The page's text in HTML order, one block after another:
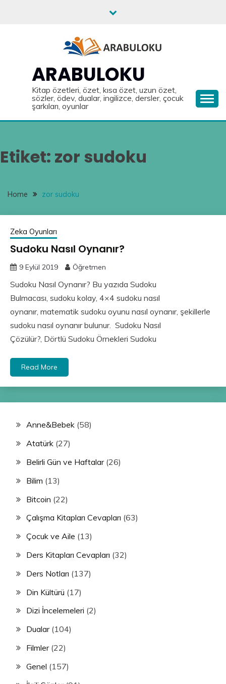
ARABULOKU
Kitap özetleri, özet, kısa özet, uzun özet,
sözler, ödev, dualar, ingilizce, dersler, çocuk
şarkıları, oyunlar
Etiket: zor sudoku
Home zor sudoku
Zeka Oyunları
Sudoku Nasıl Oynanır?
9 Eylül 2019 Öğretmen
Sudoku Nasıl Oynanır? Bu yazıda Sudoku
Bulmacası, sudoku kolay, 4×4 sudoku nasıl
oynanır, matematik sudoku oyunu nasıl oynanır, şekillerle
sudoku nasıl oynanır bulunur. Sudoku Nasıl
Çözülür?, Dörtlü Sudoku Örnekleri Sudoku
Read More
Anne&Bebek (58)
Atatürk (27)
Belirli Gün ve Haftalar(26)
Bilim (13)
Bitcoin (22)
Çalışma Kitapları Cevapları (63)
Çocuk ve Aile (13)
Ders Kitapları Cevapları (32)
Ders Notları (137)
Din Kültürü (17)
Dizi İncelemeleri (2)
Dualar(104)
Filmler(22)
Genel (157)